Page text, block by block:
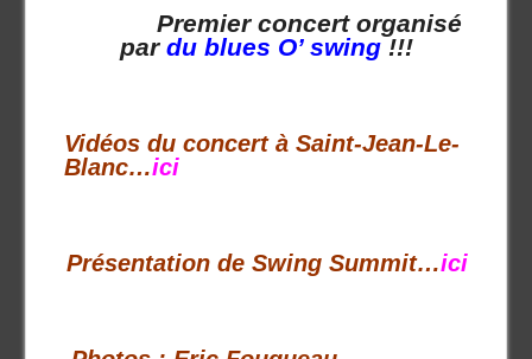
Premier concert organisé
par du blues O’ swing !!!
Vidéos du concert à Saint-Jean-Le-
Blanc…ici
Présentation de Swing Summit…ici